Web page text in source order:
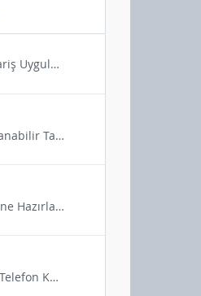
2026 En iyi Yemek Sipariş Uygulamaları
HONOR Magic V6 Katlanabilir Tasarımının Avantajları Açıklandı
Apple, iPhone Etkinliğine Hazırlanıyor
HONOR 600 Lite Akıllı Telefon Kullanımını Basitleştiren Yapay Zekâ Araçları